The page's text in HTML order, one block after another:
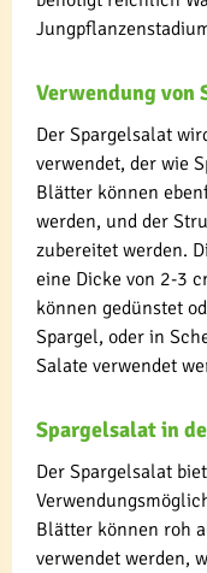
Verwendung von
Der Spargelsalat
verwendet, der wie
Blätter können
werden, und der
zubereitet werden.
eine Dicke von 2-3
können gedünstet
Spargel, oder in
Salate verwendet
Spargelsalat in
Der Spargelsalat
Blätter können roh
verwendet werden,